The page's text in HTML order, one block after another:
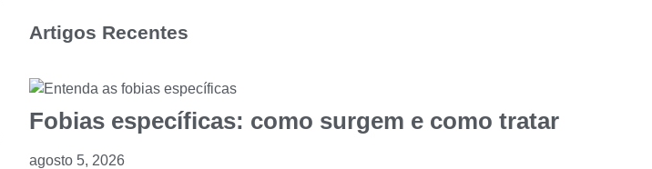
Artigos Recentes
Fobias específicas: como surgem e como tratar
agosto 5, 2026